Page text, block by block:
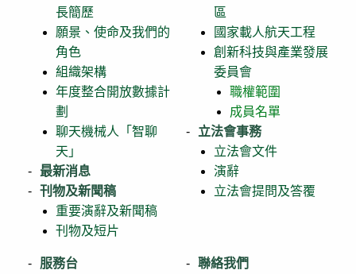
長簡歷
願景、使命及我們的
角色
組織架構
年度整合開放數據計
劃
聊天機械人「智聊
天」
最新消息
刊物及新聞稿
重要演辭及新聞稿
刊物及短片
區
國家載人航天工程
創新科技與產業發展
委員會
職權範圍
成員名單
立法會事務
立法會文件
演辭
立法會提問及答覆
服務台 聯絡我們